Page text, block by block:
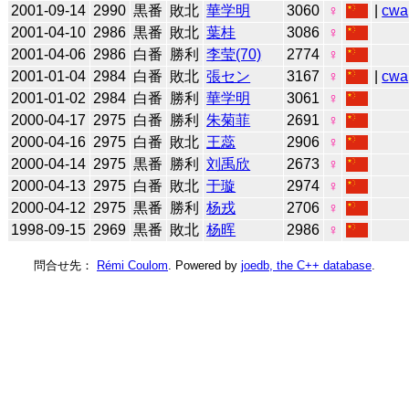
2001-09-14 2990 黒番 敗北 華学明 3060 ♀ |cwa
2001-04-10 2986 黒番 敗北 葉桂 3086
♀
2001-04-06 2986 白番 勝利 李莹(70) 2774
♀
2001-01-04 2984 白番 敗北 張セン 3167 ♀ |cwa
2001-01-02 2984 白番 勝利 華学明 3061
♀
2000-04-17 2975 白番 勝利 朱菊菲 2691
♀
2000-04-16 2975 白番 敗北 王蕊 2906
♀
2000-04-14 2975 黒番 勝利 刘禹欣 2673
♀
2000-04-13 2975 白番 敗北 于璇 2974
♀
2000-04-12 2975 黒番 勝利 杨戎 2706
♀
1998-09-15 2969 黒番 敗北 杨晖 2986 ♀
問合せ先： Rémi Coulom . Powered by joedb, the C++ database